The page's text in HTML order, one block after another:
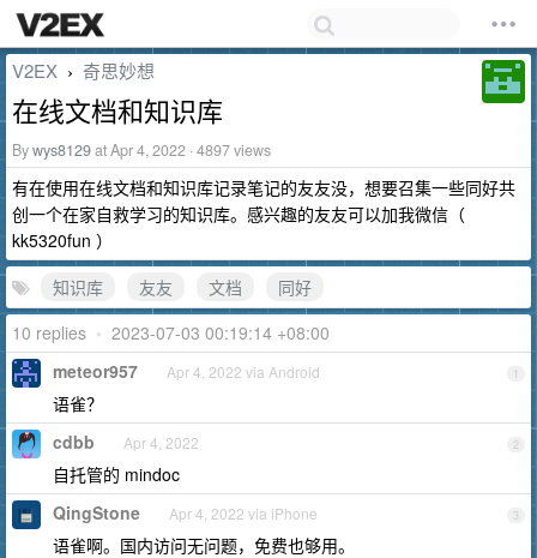
V2EX › 奇思妙想
在线文档和知识库
Bywys8129at Apr 4, 2022 · 4897 views
有在使用在线文档和知识库记录笔记的友友没，想要召集一些同好共
创一个在家自救学习的知识库。感兴趣的友友可以加我微信（
kk5320fun ）
知识库
友友 文档
同好
10 replies • 2023-07-03 00:19:14 +08:00
1
meteor957 Apr 4, 2022 via Android
语雀？
2
cdbb Apr 4, 2022
自托管的 mindoc
3
QingStone Apr 4, 2022 via iPhone
语雀啊。国内访问无问题，免费也够用。